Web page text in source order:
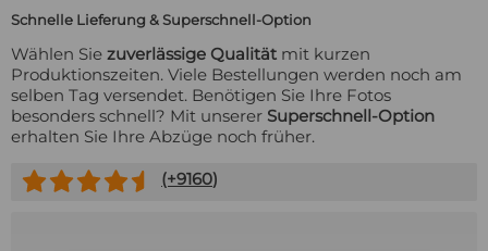
Schnelle Lieferung & Superschnell-Option
Wählen Sie zuverlässige Qualität mit kurzen
Produktionszeiten. Viele Bestellungen werden noch am
selben Tag versendet. Benötigen Sie Ihre Fotos
besonders schnell? Mit unserer Superschnell-Option
erhalten Sie Ihre Abzüge noch früher.
(+9160)